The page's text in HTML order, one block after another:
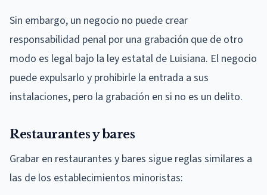
Sin embargo, un negocio no puede crear
responsabilidad penal por una grabación que de otro
modo es legal bajo la ley estatal de Luisiana. El negocio
puede expulsarlo y prohibirle la entrada a sus
instalaciones, pero la grabación en si no es un delito.
Restaurantes y bares
Grabar en restaurantes y bares sigue reglas similares a
las de los establecimientos minoristas: